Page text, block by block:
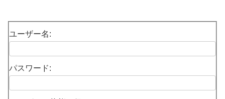
ユーザー名:
パスワード: